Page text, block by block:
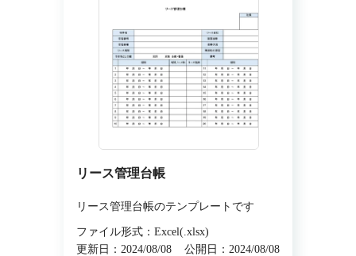
リース管理台帳
リース管理台帳のテンプレートです
ファイル形式：Excel(.xlsx)
更新日：2024/08/08
公開日：2024/08/08